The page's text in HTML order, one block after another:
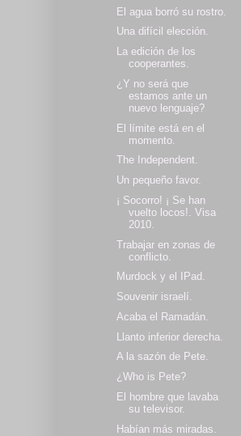
El agua borró su rostro.
Una difícil elección.
La edición de los
cooperantes.
¿Y no será que
estamos ante un
nuevo lenguaje?
El límite está en el
momento.
The Independent.
Un pequeño favor.
¡ Socorro! ¡ Se han
vuelto locos!. Visa
2010.
Trabajar en zonas de
conflicto.
Murdock y el IPad.
Souvenir israelí.
Acaba el Ramadán.
Llanto inferior derecha.
A la sazón de Pete.
¿Who is Pete?
El hombre que lavaba
su televisor.
Habían más miradas.